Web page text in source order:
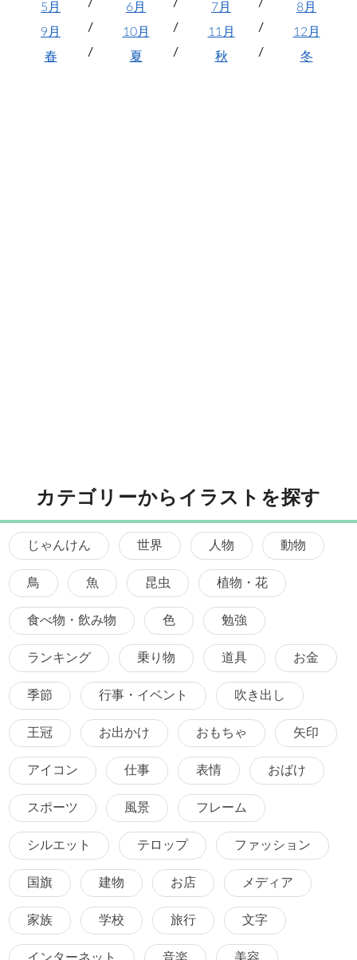
5月
6月 7月
8月
9月
10月 11月
12月
春
夏 秋 冬
カテゴリーからイラストを探す
じゃんけん 世界 人物 動物
鳥 魚 昆虫 植物・花
食べ物・飲み物 色 勉強
ランキング 乗り物 道具 お金
季節 行事・イベント 吹き出し
王冠 お出かけ おもちゃ 矢印
アイコン 仕事 表情 おばけ
スポーツ 風景 フレーム
シルエット テロップ ファッション
国旗 建物 お店 メディア
家族 学校 旅行 文字